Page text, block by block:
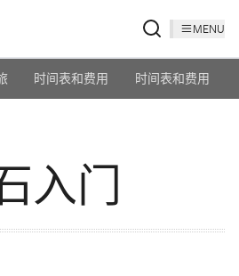
MENU
时间表和费用 时间表和费用
入门